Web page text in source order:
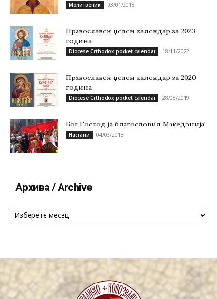
Молитвеник 03/01/2018
Православен џепен календар за 2023
година
Diocese Orthodox pocket calendar 18/11/2022
Православен џепен календар за 2020
година
Diocese Orthodox pocket calendar 28/08/2019
Бог Господ ја благословил Македонија!
Настани 04/03/2018
Архива / Archive
Архива